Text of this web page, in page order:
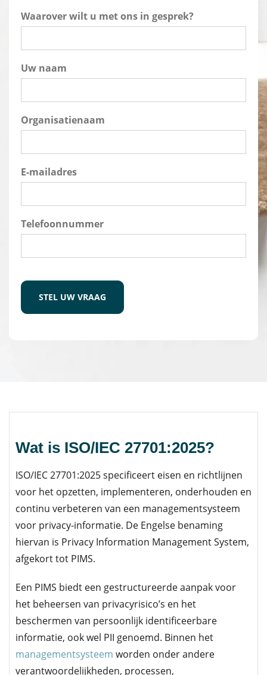
Waarover wilt u met ons in gesprek?
Uw naam
Organisatienaam
E-mailadres
Telefoonnummer
Wat is ISO/IEC 27701:2025?
ISO/IEC 27701:2025 specificeert eisen en richtlijnen
voor het opzetten, implementeren, onderhouden en
continu verbeteren van een managementsysteem
voor privacy-informatie. De Engelse benaming
hiervan is Privacy Information Management System,
afgekort tot PIMS.
Een PIMS biedt een gestructureerde aanpak voor
het beheersen van privacyrisico’s en het
beschermen van persoonlijk identificeerbare
informatie, ook wel PII genoemd. Binnen het
managementsysteem worden onder andere
verantwoordelijkheden, processen,